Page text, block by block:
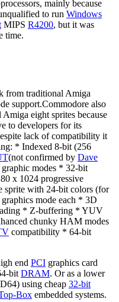
mainly because
to run Windows
MIPS R4200, but it was
time.
from traditional Amiga
support.Commodore also
eight sprites because
to developers for its
lack of compatibility it
* Indexed 8-bit (256
(not confirmed by Dave
graphic modes * 32-bit
x 1024 progressive
sprite with 24-bit colors (for
mode each * 3D
* Z-buffering * YUV
chunky HAM modes
compatibility * 64-bit
end PCI graphics card
bit DRAM. Or as a lower
using cheap 32-bit
Box embedded systems.